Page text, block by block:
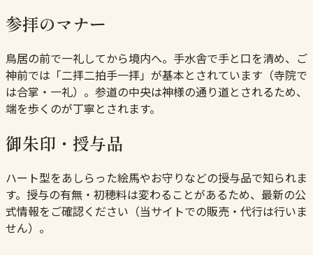
参拝のマナー
鳥居の前で一礼してから境内へ。手水舎で手と口を清め、ご
神前では「二拝二拍手一拝」が基本とされています（寺院で
は合掌・一礼）。参道の中央は神様の通り道とされるため、
端を歩くのが丁寧とされます。
御朱印・授与品
ハート型をあしらった絵馬やお守りなどの授与品で知られま
す。授与の有無・初穂料は変わることがあるため、最新の公
式情報をご確認ください（当サイトでの販売・代行は行いま
せん）。